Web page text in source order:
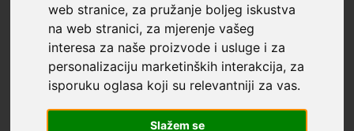
web stranice, za pružanje boljeg iskustva
na web stranici, za mjerenje vašeg
interesa za naše proizvode i usluge i za
personalizaciju marketinških interakcija, za
isporuku oglasa koji su relevantniji za vas.
Slažem se